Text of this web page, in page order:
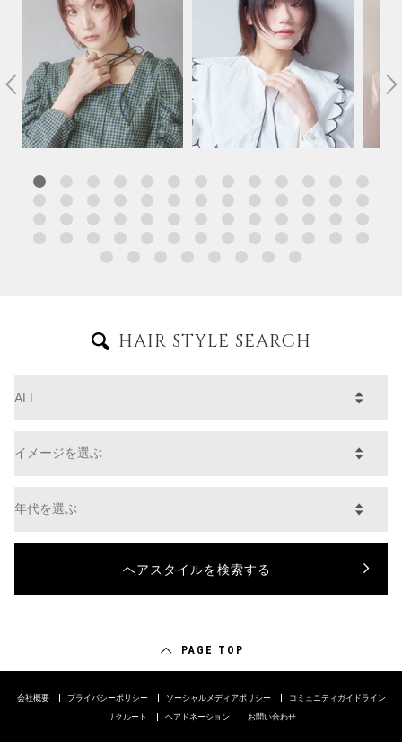
HAIR STYLE SEARCH
PAGE TOP
会社概要 プライバシーポリシー ソーシャルメディアポリシー コミュニティガイドライン
リクルート ヘアドネーション お問い合わせ